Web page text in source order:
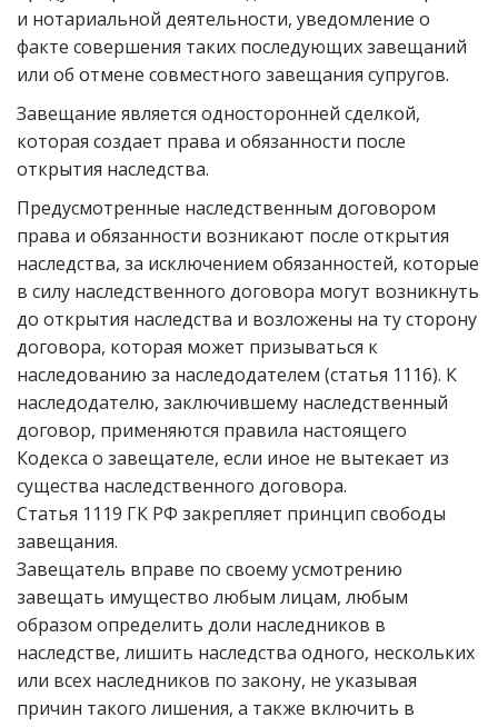
и нотариальной деятельности, уведомление о
факте совершения таких последующих завещаний
или об отмене совместного завещания супругов.
Завещание является односторонней сделкой,
которая создает права и обязанности после
открытия наследства.
Предусмотренные наследственным договором
права и обязанности возникают после открытия
наследства, за исключением обязанностей, которые
в силу наследственного договора могут возникнуть
до открытия наследства и возложены на ту сторону
договора, которая может призываться к
наследованию за наследодателем (статья 1116). К
наследодателю, заключившему наследственный
договор, применяются правила настоящего
Кодекса о завещателе, если иное не вытекает из
существа наследственного договора.
Статья 1119 ГК РФ закрепляет принцип свободы
завещания.
Завещатель вправе по своему усмотрению
завещать имущество любым лицам, любым
образом определить доли наследников в
наследстве, лишить наследства одного, нескольких
или всех наследников по закону, не указывая
причин такого лишения, а также включить в